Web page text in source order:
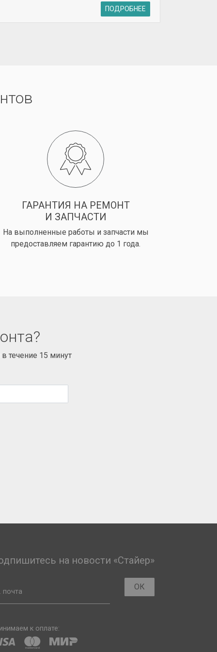
ПОДРОБНЕЕ
ГАРАНТИЯ НА РЕМОНТ
И ЗАПЧАСТИ
На выполненные работы и запчасти мы
предоставляем гарантию до 1 года.
течение 15 минут
на новости «Стайер»
почта
ОК
к оплате: